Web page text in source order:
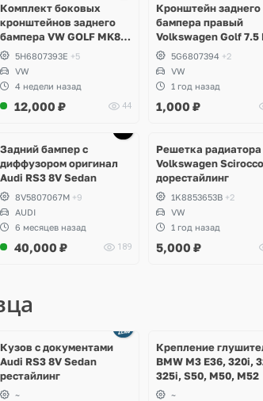
Комплект боковых
кронштейнов заднего
бампера VW GOLF MK8
5H6807394E;
5H6807393E
5H6807393E +5
VW
4 недели назад
12,000 ₽ 44
Кронштейн заднего
бампера правый
Volkswagen Golf 7.5
GTI, GTD, e-Golf
5G6807394 +2
VW
1 год назад
1,000 ₽
Задний бампер с
диффузором оригинал
Audi RS3 8V Sedan
8V5807067M +9
AUDI
6 месяцев назад
40,000 ₽ 189
Решетка радиатора
Volkswagen
дорестайлинг
1K8853653B +2
VW
1 год назад
5,000 ₽
Кузов с документами
Audi RS3 8V Sedan
рестайлинг
~
Крепление
BMW M3 E36, 320i,
325i, S50, M50, M52
~